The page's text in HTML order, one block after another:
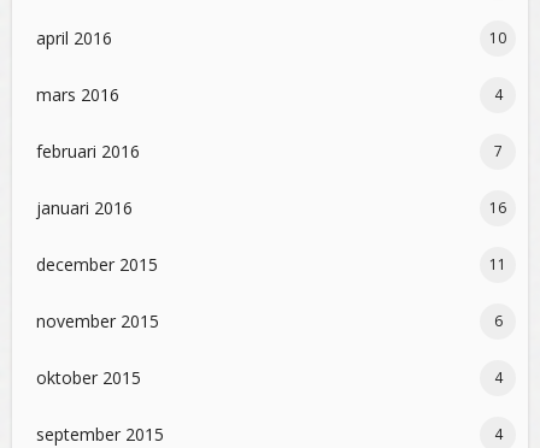
april 2016 10
mars 2016 4
februari 2016 7
januari 2016 16
december 2015 11
november 2015 6
oktober 2015 4
september 2015 4